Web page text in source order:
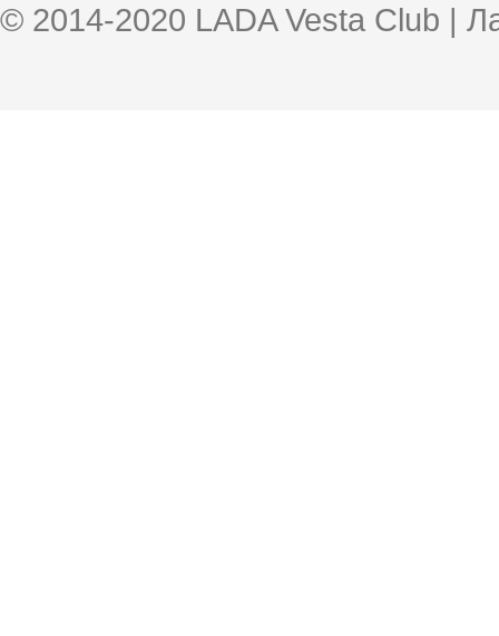
© 2014-2020 LADA Vesta Club |